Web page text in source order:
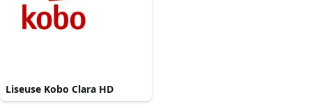
Liseuse Kobo Clara HD